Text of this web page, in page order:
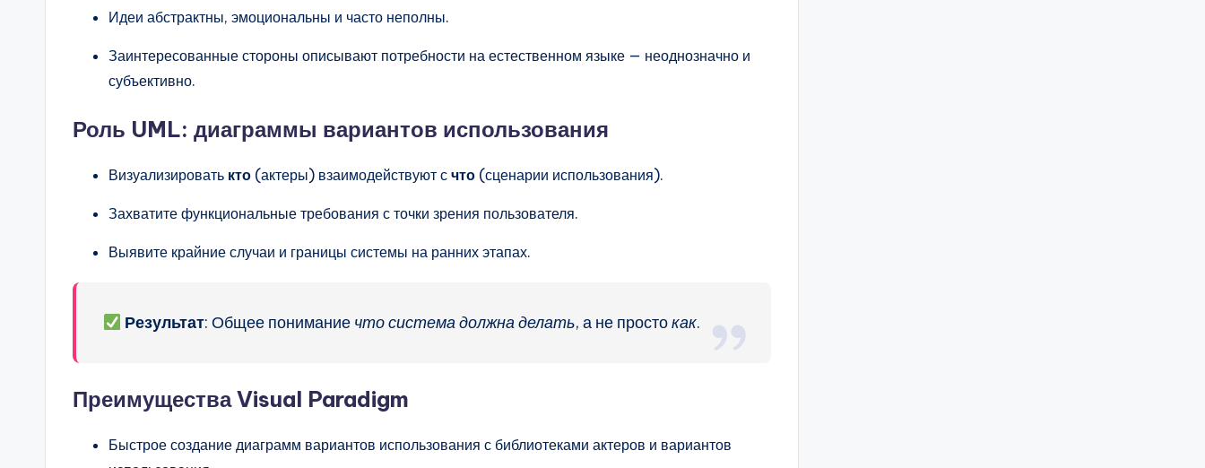
Идеи абстрактны, эмоциональны и часто неполны.
Заинтересованные стороны описывают потребности на естественном языке — неоднозначно и
субъективно.
Роль UML: диаграммы вариантов использования
Визуализировать кто (актеры) взаимодействуют с что (сценарии использования).
Захватите функциональные требования с точки зрения пользователя.
Выявите крайние случаи и границы системы на ранних этапах.
Результат: Общее понимание что система должна делать, а не простокак.
Преимущества Visual Paradigm
Быстрое создание диаграмм вариантов использования с библиотеками актеров и вариантов